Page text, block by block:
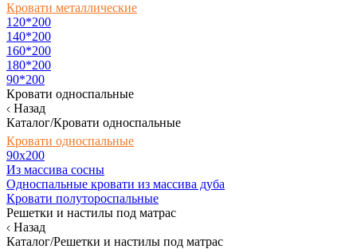
Кровати металлические
120*200
140*200
160*200
180*200
90*200
Кровати односпальные
Назад
Каталог/Кровати односпальные
Кровати односпальные
90х200
Из массива сосны
Односпальные кровати из массива дуба
Кровати полутороспальные
Решетки и настилы под матрас
Назад
Каталог/Решетки и настилы под матрас